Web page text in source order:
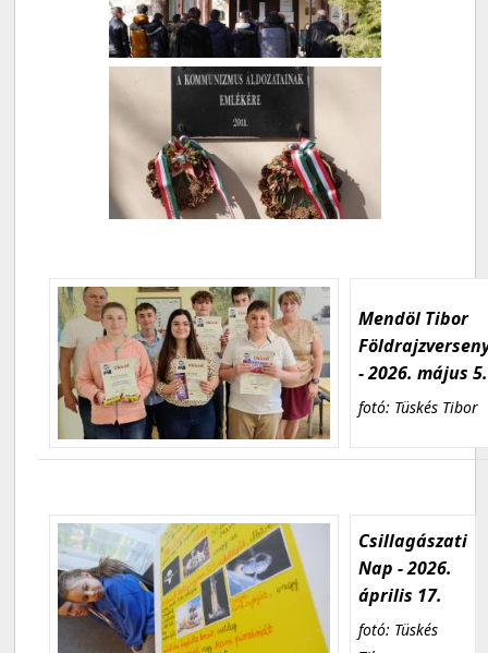
Mendöl Tibor
- 2026. május 5.
fotó: Tüskés Tibor
Csillagászati
Nap - 2026.
április 17.
fotó: Tüskés